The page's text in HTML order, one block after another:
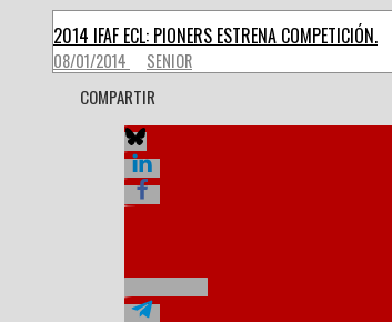
2014 IFAF ECL: PIONERS ESTRENA COMPETICIÓN.
08/01/2014 SENIOR
COMPARTIR